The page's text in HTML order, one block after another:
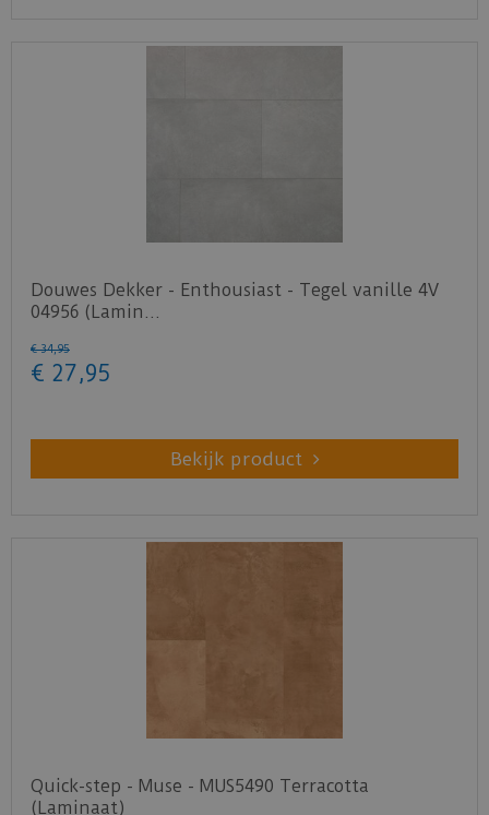
Douwes Dekker - Enthousiast - Tegel vanille 4V
04956 (Lamin…
€ 34,95
€ 27,95
Bekijk product
Quick-step - Muse - MUS5490 Terracotta
(Laminaat)